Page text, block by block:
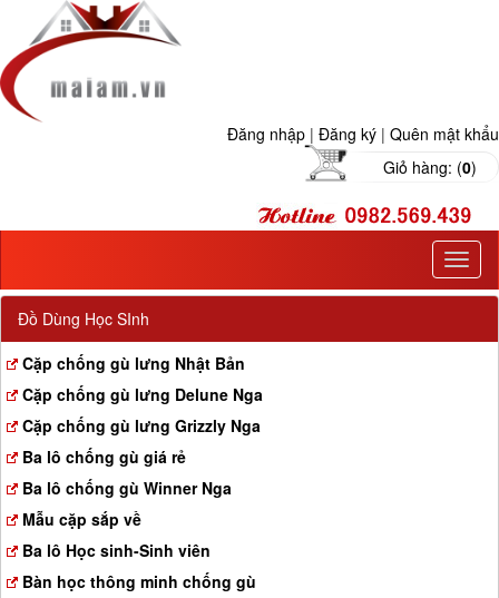
Đăng nhập | Đăng ký | Quên mật khẩu
Giỏ hàng: (0)
T
o
Đồ Dùng Học SInh
Cặp chống gù lưng Nhật Bản
Cặp chống gù lưng Delune Nga
Cặp chống gù lưng Grizzly Nga
Ba lô chống gù giá rẻ
Ba lô chống gù Winner Nga
Mẫu cặp sắp về
Ba lô Học sinh-Sinh viên
Bàn học thông minh chống gù